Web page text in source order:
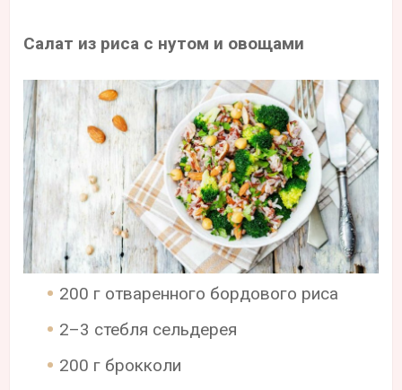
Салат из риса с нутом и овощами
200 г отваренного бордового риса
2–3 стебля сельдерея
200 г брокколи